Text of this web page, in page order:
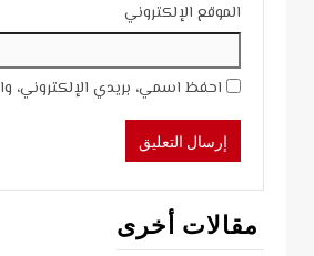
الموقع الإلكتروني
احفظ اسمي، بريدي الإلكتروني،
مقالات أخرى